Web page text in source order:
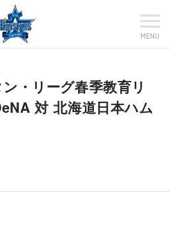
MENU
・リーグ春季教育リ
対 北海道日本ハム